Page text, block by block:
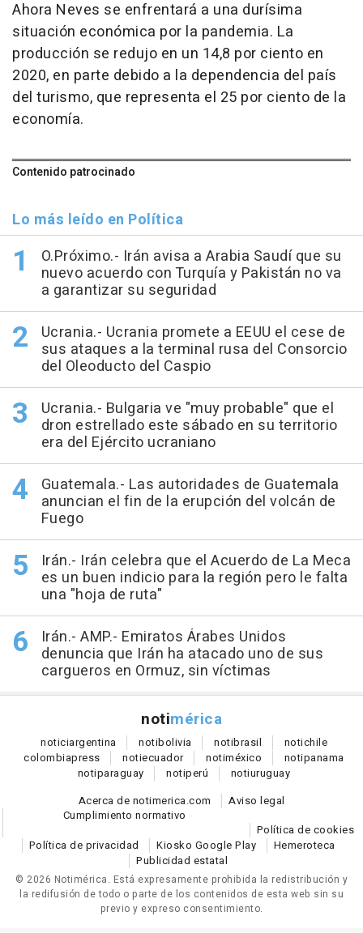
Ahora Neves se enfrentará a una durísima
situación económica por la pandemia. La
producción se redujo en un 14,8 por ciento en
2020, en parte debido a la dependencia del país
del turismo, que representa el 25 por ciento de la
economía.
Contenido patrocinado
Lo más leído en Política
O.Próximo.- Irán avisa a Arabia Saudí que su
nuevo acuerdo con Turquía y Pakistán no va
a garantizar su seguridad
Ucrania.- Ucrania promete a EEUU el cese de
sus ataques a la terminal rusa del Consorcio
del Oleoducto del Caspio
Ucrania.- Bulgaria ve "muy probable" que el
dron estrellado este sábado en su territorio
era del Ejército ucraniano
Guatemala.- Las autoridades de Guatemala
anuncian el fin de la erupción del volcán de
Fuego
Irán.- Irán celebra que el Acuerdo de La Meca
es un buen indicio para la región pero le falta
una "hoja de ruta"
Irán.- AMP.- Emiratos Árabes Unidos
denuncia que Irán ha atacado uno de sus
cargueros en Ormuz, sin víctimas
notimérica
noticiargentina notibolivia notibrasil notichile
colombiapress notiecuador notiméxico notipanama
notiparaguay notiperú notiuruguay
Acerca de notimerica.com
Aviso legal
Cumplimiento normativo
Política de cookies
Política de privacidad
Kiosko Google Play
Hemeroteca
Publicidad estatal
© 2026 Notimérica. Está expresamente prohibida la redistribución y
la redifusión de todo o parte de los contenidos de esta web sin su
previo y expreso consentimiento.